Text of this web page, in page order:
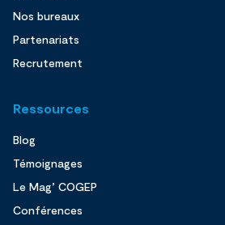
Nos bureaux
Partenariats
Recrutement
Ressources
Blog
Témoignages
Le Mag’ COGEP
Conférences